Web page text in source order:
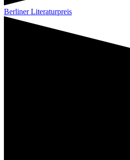
Berliner Literaturpreis